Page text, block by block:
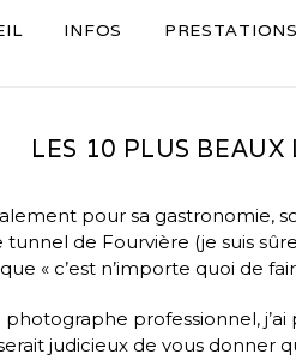
INFOS PRESTATIONS
LES 10 PLUS
pour sa gastronomie,
de Fourvière (je suis
« c’est n’importe quoi de
photographe professionnel,
judicieux de vous